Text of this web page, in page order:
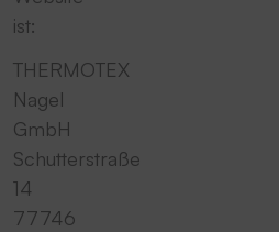
ist:
THERMOTEX
Nagel
GmbH
Schutterstraße
14
77746